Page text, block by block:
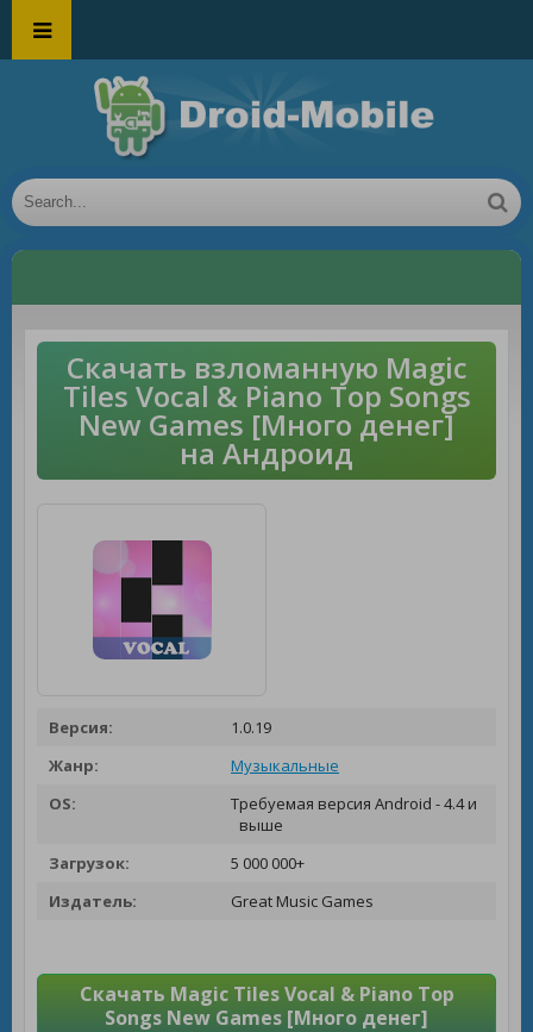
Скачать взломанную Magic
Tiles Vocal & Piano Top Songs
New Games [Много денег]
на Андроид
Версия:
1.0.19
Жанр:
Музыкальные
OS:
Требуемая версия Android - 4.4 и
выше
Загрузок:
5 000 000+
Издатель:
Great Music Games
Скачать Magic Tiles Vocal & Piano Top
Songs New Games [Много денег]